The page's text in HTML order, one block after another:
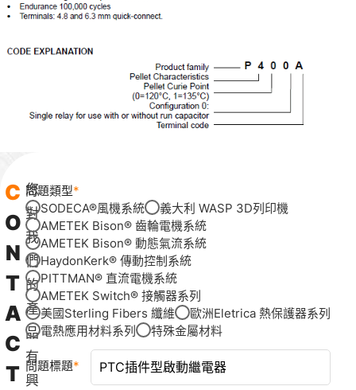
C
O
N
T
A
C
T
您
對
我
們
的
產
品
有
興
問題類型
SODECA®風機系統
義大利 WASP 3D列印機
AMETEK Bison® 齒輪電機系統
AMETEK Bison® 動態氣流系統
HaydonKerk® 傳動控制系統
PITTMAN® 直流電機系統
AMETEK Switch® 接觸器系列
美國Sterling Fibers 纖維
歐洲Eletrica 熱保護器系列
電熱應用材料系列
特殊金屬材料
問題標題